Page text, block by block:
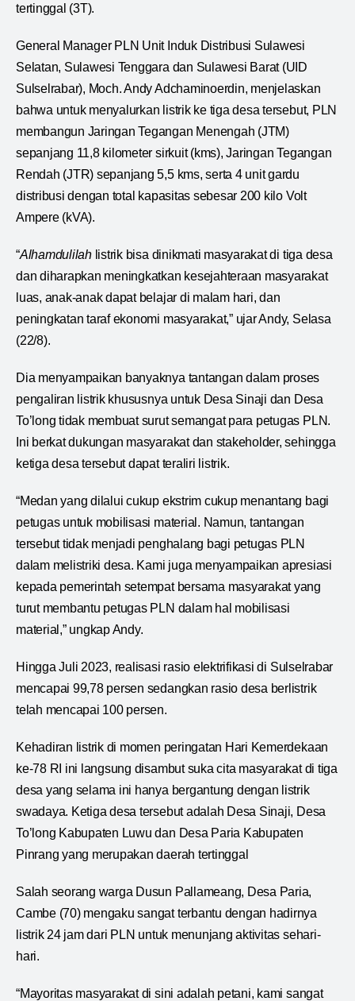
tertinggal (3T).
General Manager PLN Unit Induk Distribusi Sulawesi
Selatan, Sulawesi Tenggara dan Sulawesi Barat (UID
Sulselrabar), Moch. Andy Adchaminoerdin, menjelaskan
bahwa untuk menyalurkan listrik ke tiga desa tersebut, PLN
membangun Jaringan Tegangan Menengah (JTM)
sepanjang 11,8 kilometer sirkuit (kms), Jaringan Tegangan
Rendah (JTR) sepanjang 5,5 kms, serta 4 unit gardu
distribusi dengan total kapasitas sebesar 200 kilo Volt
Ampere (kVA).
“Alhamdulilahlistrik bisa dinikmati masyarakat di tiga desa
dan diharapkan meningkatkan kesejahteraan masyarakat
luas, anak-anak dapat belajar di malam hari, dan
peningkatan taraf ekonomi masyarakat,” ujar Andy, Selasa
(22/8).
Dia menyampaikan banyaknya tantangan dalam proses
pengaliran listrik khususnya untuk Desa Sinaji dan Desa
To’long tidak membuat surut semangat para petugas PLN.
Ini berkat dukungan masyarakat dan stakeholder, sehingga
ketiga desa tersebut dapat teraliri listrik.
“Medan yang dilalui cukup ekstrim cukup menantang bagi
petugas untuk mobilisasi material. Namun, tantangan
tersebut tidak menjadi penghalang bagi petugas PLN
dalam melistriki desa. Kami juga menyampaikan apresiasi
kepada pemerintah setempat bersama masyarakat yang
turut membantu petugas PLN dalam hal mobilisasi
material,” ungkap Andy.
Hingga Juli 2023, realisasi rasio elektrifikasi di Sulselrabar
mencapai 99,78 persen sedangkan rasio desa berlistrik
telah mencapai 100 persen.
Kehadiran listrik di momen peringatan Hari Kemerdekaan
ke-78 RI ini langsung disambut suka cita masyarakat di tiga
desa yang selama ini hanya bergantung dengan listrik
swadaya. Ketiga desa tersebut adalah Desa Sinaji, Desa
To’long Kabupaten Luwu dan Desa Paria Kabupaten
Pinrang yang merupakan daerah tertinggal
Salah seorang warga Dusun Pallameang, Desa Paria,
Cambe (70) mengaku sangat terbantu dengan hadirnya
listrik 24 jam dari PLN untuk menunjang aktivitas sehari-
hari.
“Mayoritas masyarakat di sini adalah petani, kami sangat